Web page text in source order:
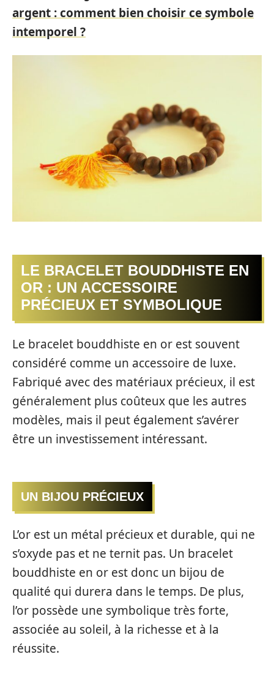
argent : comment bien choisir ce symbole
intemporel ?
LE BRACELET BOUDDHISTE EN
OR : UN ACCESSOIRE
PRÉCIEUX ET SYMBOLIQUE
Le bracelet bouddhiste en or est souvent
considéré comme un accessoire de luxe.
Fabriqué avec des matériaux précieux, il est
généralement plus coûteux que les autres
modèles, mais il peut également s’avérer
être un investissement intéressant.
UN BIJOU PRÉCIEUX
L’or est un métal précieux et durable, qui ne
s’oxyde pas et ne ternit pas. Un bracelet
bouddhiste en or est donc un bijou de
qualité qui durera dans le temps. De plus,
l’or possède une symbolique très forte,
associée au soleil, à la richesse et à la
réussite.